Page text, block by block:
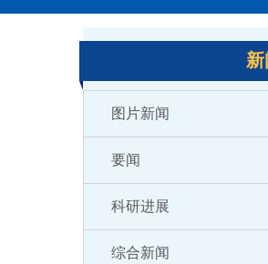
图片新闻
要闻
科研进展
综合新闻